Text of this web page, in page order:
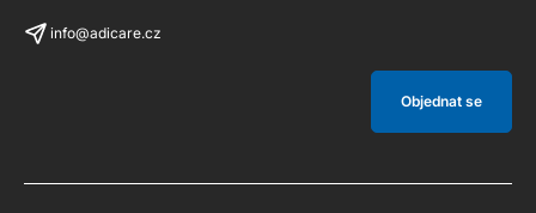
info@adicare.cz
Objednat se